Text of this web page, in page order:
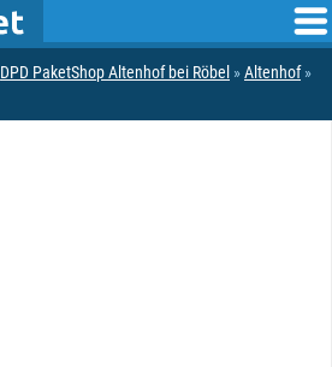
DPD PaketShop Altenhof bei Röbel »Altenhof»